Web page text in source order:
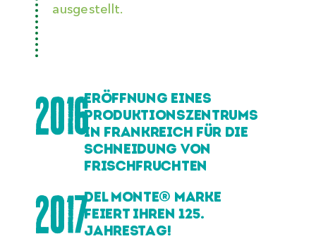
ausgestellt.
2016ERÖFFNUNG EINES
PRODUKTIONSZENTRUMS
IN FRANKREICH FÜR DIE
SCHNEIDUNG VON
FRISCHFRUCHTEN
2017DEL MONTE® MARKE
FEIERT IHREN 125.
JAHRESTAG!